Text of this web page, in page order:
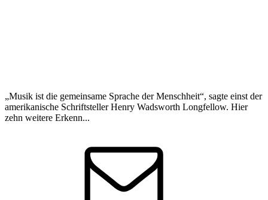
„Musik ist die gemeinsame Sprache der Menschheit“, sagte einst der
amerikanische Schriftsteller Henry Wadsworth Longfellow. Hier
zehn weitere Erkenn...